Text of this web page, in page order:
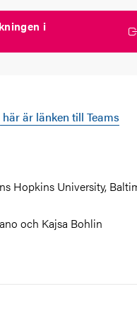
i
här är länken till Teams
Hopkins University,
och Kajsa Bohlin